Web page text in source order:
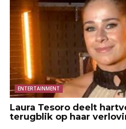
ENTERTAINMENT
Laura Tesoro deelt
terugblik op haar